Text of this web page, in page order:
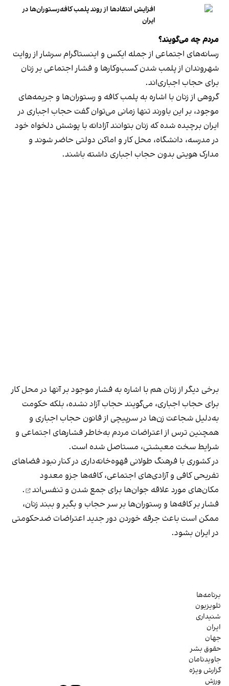
افزایش انتقادها از روند پلمب کافه‌رستوران‌ها در
ایران
مردم چه می‌گویند؟
رسانه‎‌های اجتماعی از جمله ایکس و اینستاگرام سرشار از روایت
شهروندان از پلمب شدن کسب‌وکارها و فشار اجتماعی بر زنان
برای حجاب اجباری‌اند.
گروهی از زنان با اشاره به پلمب کافه و رستوران‌ها و جریمه‌های
موجود، بر این باورند تنها زمانی می‌توان گفت حجاب اجباری در
ایران برچیده شده که زنان بتوانند آزادانه با پوشش دلخواه خود
در مدرسه، دانشگاه، محل کار و اماکن دولتی حاضر شوند و
مدارک هویتی بدون حجاب اجباری داشته باشند.
برخی دیگر از زنان هم با اشاره به فشار موجود بر آنها در محل کار
برای حجاب اجباری، می‌گویند حجاب آزاد نشده، بلکه حکومت
به‌دلیل شجاعت زن‌ها در سرپیچی از قانون حجاب اجباری و
همچنین ترس از اعتراضات مردم به‌خاطر فشارهای اجتماعی و
شرایط سخت معیشتی، مستاصل شده است.
در کشوری با فرهنگ طولانی قهوه‌‌خانه‌داری در کنار نبود فضاهای
تفریحی کافی و آزادی‌های اجتماعی، کافه‌ها جزو معدود
مکان‌های مورد علاقه جوان‌ها برای جمع شدن و تنفس‌اند
.
فشار بر کافه‌ها و رستوران‌ها بر سر حجاب و بگیر و ببند زنان،
ممکن است باعث جرقه خوردن دور جدید اعتراضات ضدحکومتی
در ایران بشود.
برنامه‌ها
تلویزیون
شنیداری
ایران
جهان
حقوق بشر
جاویدنامان
گزارش ویژه
ورزش